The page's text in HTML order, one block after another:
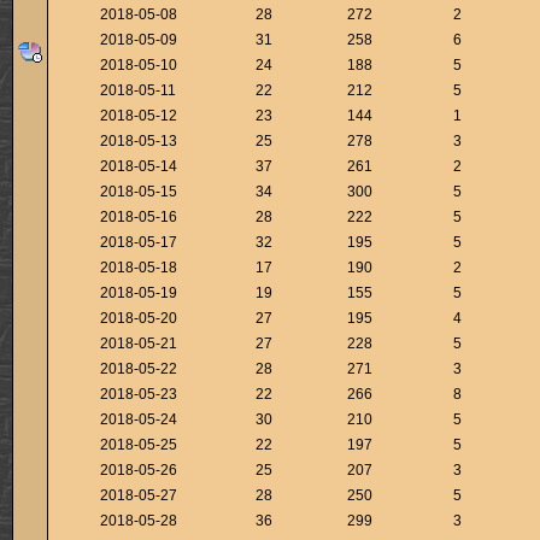
2018-05-08 28 272
2
2018-05-09
31 258
6
2018-05-10
24 188
5
2018-05-11
22 212
5
2018-05-12
23 144
1
2018-05-13
25 278
3
2018-05-14
37 261
2
2018-05-15
34 300
5
2018-05-16
28 222
5
2018-05-17
32 195
5
2018-05-18
17 190
2
2018-05-19
19 155
5
2018-05-20
27 195
4
2018-05-21
27 228
5
2018-05-22
28 271
3
2018-05-23
22 266
8
2018-05-24
30 210
5
2018-05-25
22 197
5
2018-05-26
25 207
3
2018-05-27
28 250
5
2018-05-28
36 299
3